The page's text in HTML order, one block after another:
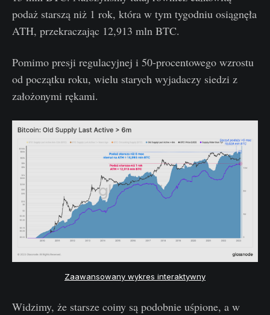
podaż starszą niż 1 rok, która w tym tygodniu osiągnęła
ATH, przekraczając 12,913 mln BTC.
Pomimo presji regulacyjnej i 50-procentowego wzrostu
od początku roku, wielu starych wyjadaczy siedzi z
założonymi rękami.
Zaawansowany wykres interaktywny
Widzimy, że starsze coiny są podobnie uśpione, a w